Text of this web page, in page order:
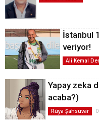
İstanbul
veriyor!
Ali Kemal
Yapay zeka
acaba?)
Rüya Şahsuvar